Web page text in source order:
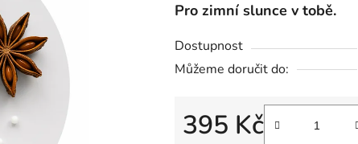
je
5,0
z
Pro zimní slunce v tobě.
Dostupnost
Můžeme doručit do:
395 Kč